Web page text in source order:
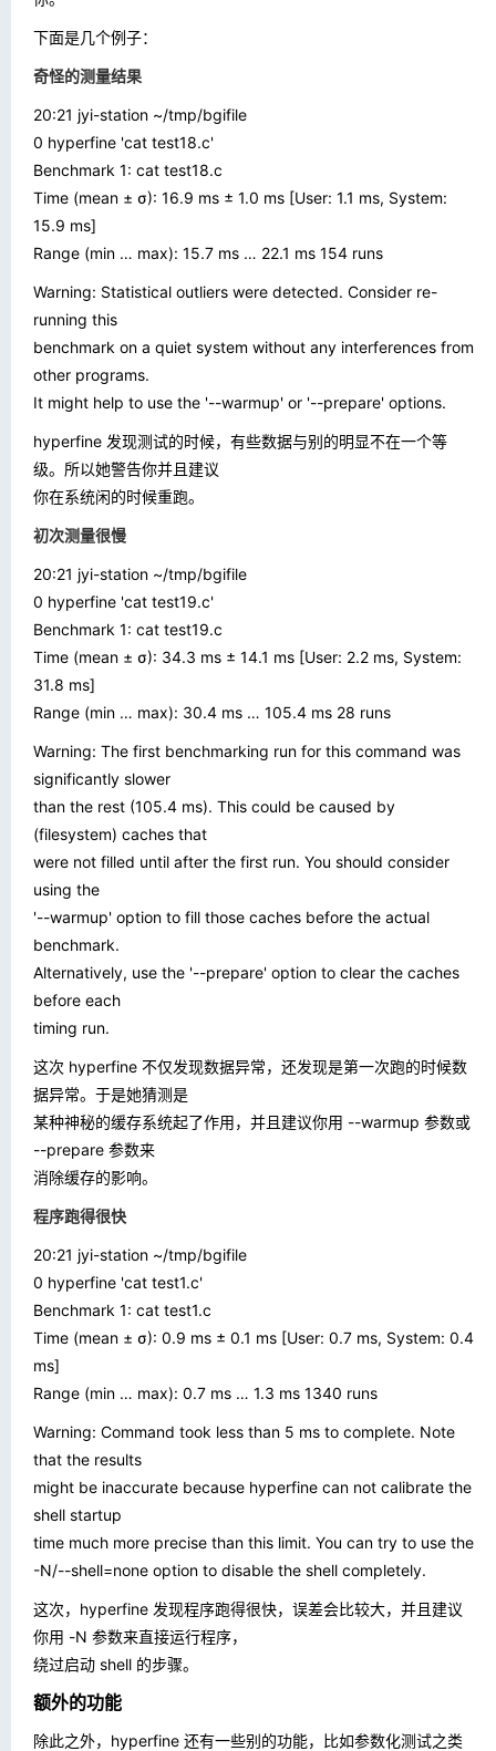
下面是几个例子：
奇怪的测量结果
20:21 jyi-station ~/tmp/bgifile
0 hyperfine 'cat test18.c'
Benchmark 1: cat test18.c
Time (mean ± σ): 16.9 ms ± 1.0 ms [User: 1.1 ms, System:
15.9 ms]
Range (min … max): 15.7 ms … 22.1 ms 154 runs
Warning: Statistical outliers were detected. Consider re-
running this
benchmark on a quiet system without any interferences from
other programs.
It might help to use the '--warmup' or '--prepare' options.
hyperfine 发现测试的时候，有些数据与别的明显不在一个等
级。所以她警告你并且建议
你在系统闲的时候重跑。
初次测量很慢
20:21 jyi-station ~/tmp/bgifile
0 hyperfine 'cat test19.c'
Benchmark 1: cat test19.c
Time (mean ± σ): 34.3 ms ± 14.1 ms [User: 2.2 ms, System:
31.8 ms]
Range (min … max): 30.4 ms … 105.4 ms 28 runs
Warning: The first benchmarking run for this command was
significantly slower
than the rest (105.4 ms). This could be caused by
(filesystem) caches that
were not filled until after the first run. You should consider
using the
'--warmup' option to fill those caches before the actual
benchmark.
Alternatively, use the '--prepare' option to clear the caches
before each
timing run.
这次 hyperfine 不仅发现数据异常，还发现是第一次跑的时候数
据异常。于是她猜测是
某种神秘的缓存系统起了作用，并且建议你用 --warmup 参数或
--prepare 参数来
消除缓存的影响。
程序跑得很快
20:21 jyi-station ~/tmp/bgifile
0 hyperfine 'cat test1.c'
Benchmark 1: cat test1.c
Time (mean ± σ): 0.9 ms ± 0.1 ms [User: 0.7 ms, System: 0.4
ms]
Range (min … max): 0.7 ms … 1.3 ms 1340 runs
Warning: Command took less than 5 ms to complete. Note
that the results
might be inaccurate because hyperfine can not calibrate the
shell startup
time much more precise than this limit. You can try to use the
-N/--shell=none option to disable the shell completely.
这次，hyperfine 发现程序跑得很快，误差会比较大，并且建议
你用 -N 参数来直接运行程序，
绕过启动 shell 的步骤。
额外的功能
除此之外，hyperfine 还有一些别的功能，比如参数化测试之类